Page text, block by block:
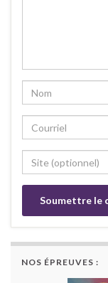
NOS ÉPREUVES :